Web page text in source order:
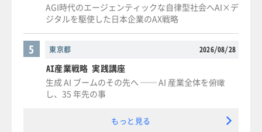
AGI時代のエージェンティックな自律型社会へAI×デ
ジタルを駆使した日本企業のAX戦略
東京都 2026/08/28
5
AI産業戦略 実践講座
生成 AI ブームのその先へ ── AI 産業全体を俯瞰
し、35 年先の事
もっと見る